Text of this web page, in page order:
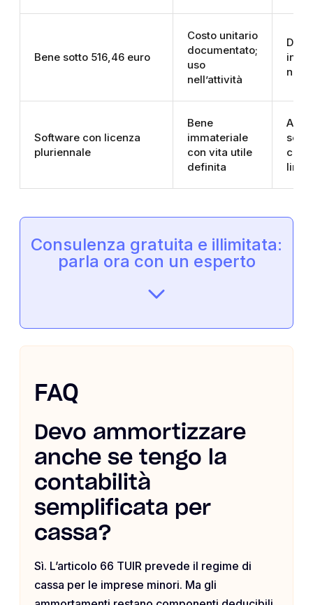
Bene sotto 516,46 euro
Costo unitario
documentato;
uso
nell’attività
Software con licenza
pluriennale
Bene
immateriale
con vita utile
definita
Art.
Consulenza gratuita e illimitata:
parla ora con un esperto
FAQ
Devo ammortizzare
anche se tengo la
contabilità
semplificata per
cassa?
Sì. L’articolo 66 TUIR prevede il regime di
cassa per le imprese minori. Ma gli